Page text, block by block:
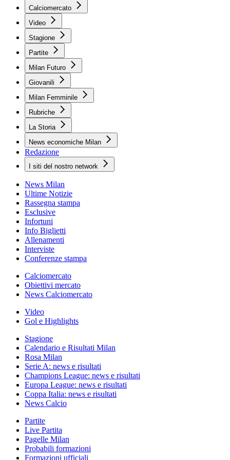
Calciomercato
Video
Stagione
Partite
Milan Futuro
Giovanili
Milan Femminile
Rubriche
La Storia
News economiche Milan
Redazione
I siti del nostro network
News Milan
Ultime Notizie
Rassegna stampa
Esclusive
Infortuni
Info Biglietti
Allenamenti
Interviste
Conferenze stampa
Calciomercato
Obiettivi mercato
News Calciomercato
Video
Gol e Highlights
Stagione
Calendario e Risultati Milan
Rosa Milan
Serie A: news e risultati
Champions League: news e risultati
Europa League: news e risultati
Coppa Italia: news e risultati
News Calcio
Partite
Live Partita
Pagelle Milan
Probabili formazioni
Formazioni ufficiali